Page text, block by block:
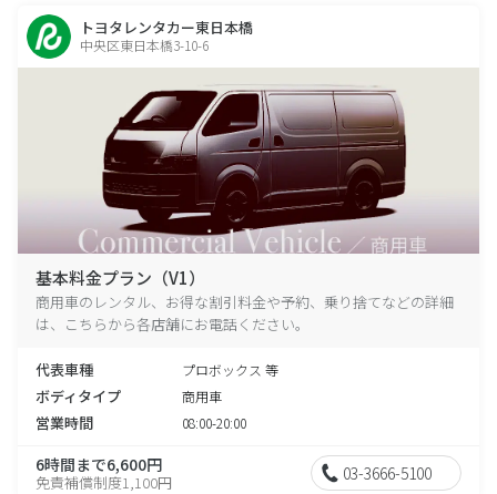
トヨタレンタカー東日本橋
中央区東日本橋3-10-6
基本料金プラン（V1）
商用車のレンタル、お得な割引料金や予約、乗り捨てなどの詳細
は、こちらから各店舗にお電話ください。
代表車種 プロボックス 等
ボディタイプ 商用車
営業時間 08:00-20:00
6時間まで6,600円
免責補償制度1,100円 03-3666-5100